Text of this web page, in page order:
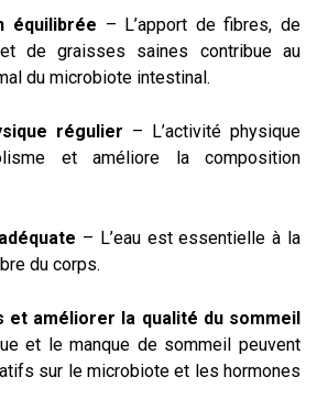
équilibrée – L’apport de fibres, de
de graisses saines contribue au
du microbiote intestinal.
régulier – L’activité physique
et améliore la composition
– L’eau est essentielle à la
du corps.
et améliorer la qualité du sommeil
et le manque de sommeil peuvent
sur le microbiote et les hormones